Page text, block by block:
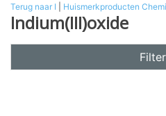
Terug naar I Huismerkproducten
Indium(III)oxide